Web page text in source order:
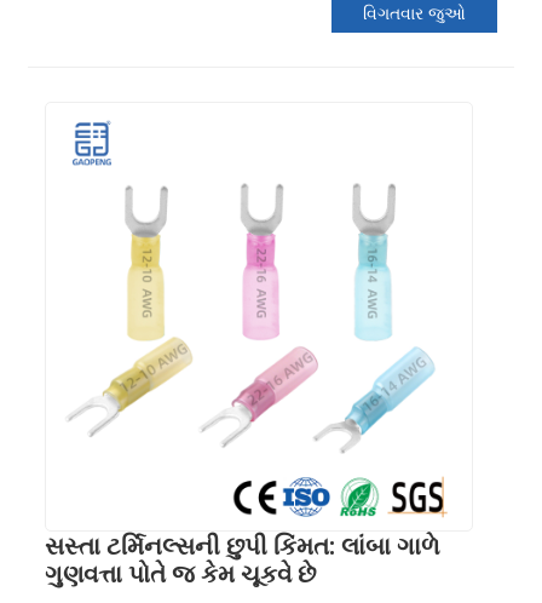
વિગતવાર જુઓ
સસ્તા ટર્મિનલ્સની છુપી કિંમત: લાંબા ગાળે
ગુણવત્તા પોતે જ કેમ ચૂકવે છે